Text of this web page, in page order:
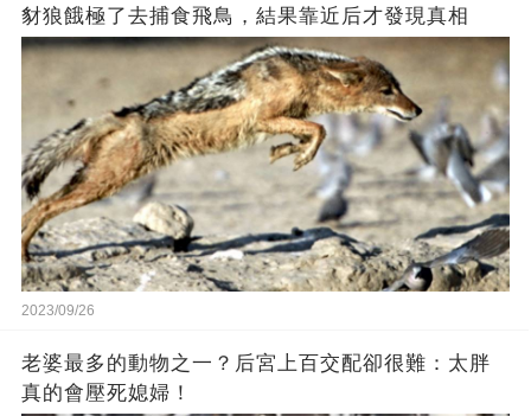
豺狼餓極了去捕食飛鳥，結果靠近后才發現真相
2023/09/26
老婆最多的動物之一？后宮上百交配卻很難：太胖
真的會壓死媳婦！